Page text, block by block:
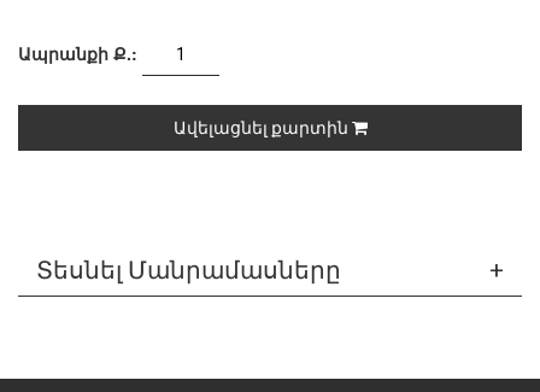
Ապրանքի Ք.:
Ավելացնել քարտին
Տեսնել Մանրամասները